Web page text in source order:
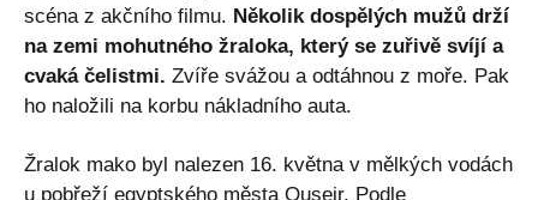
scéna z akčního filmu. Několik dospělých mužů drží
na zemi mohutného žraloka, který se zuřivě svíjí a
cvaká čelistmi. Zvíře svážou a odtáhnou z moře. Pak
ho naložili na korbu nákladního auta.
Žralok mako byl nalezen 16. května v mělkých vodách
u pobřeží egyptského města Quseir. Podle